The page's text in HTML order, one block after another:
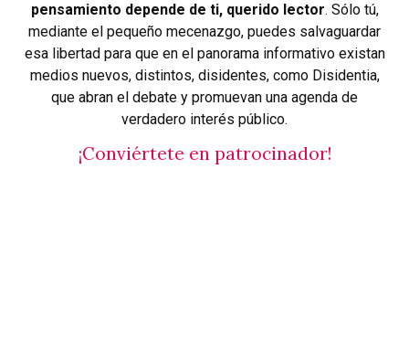
pensamiento depende de ti, querido lector. Sólo tú,
mediante el pequeño mecenazgo, puedes salvaguardar
esa libertad para que en el panorama informativo existan
medios nuevos, distintos, disidentes, como Disidentia,
que abran el debate y promuevan una agenda de
verdadero interés público.
¡Conviértete en patrocinador!